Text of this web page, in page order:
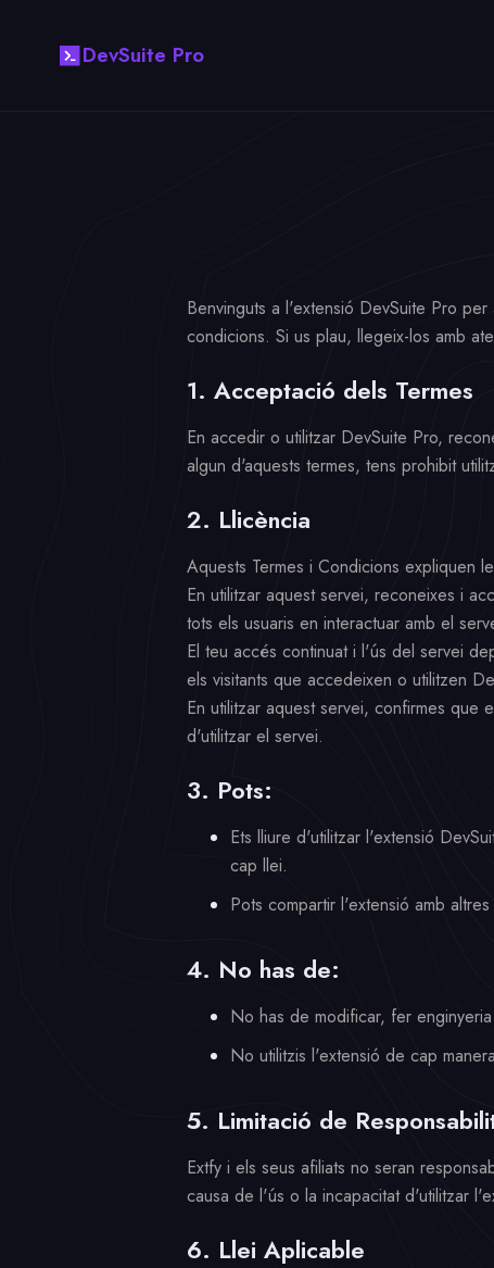
DevSuite Pro
Benvinguts a l'extensió DevSuite Pro
condicions. Si us plau, llegeix-los amb
1. Acceptació dels Termes
En accedir o utilitzar DevSuite Pro,
algun d'aquests termes, tens prohibit
2. Llicència
Aquests Termes i Condicions expliquen
En utilitzar aquest servei, reconeixes i
tots els usuaris en interactuar amb el
El teu accés continuat i l'ús del servei
els visitants que accedeixen o utilitzen
En utilitzar aquest servei, confirmes que
d'utilitzar el servei.
3. Pots:
Ets lliure d'utilitzar l'extensió
cap llei.
Pots compartir l'extensió amb
4. No has de:
No has de modificar, fer
No utilitzis l'extensió de cap
5. Limitació de
Extfy i els seus afiliats no seran
causa de l'ús o la incapacitat d'utilitzar
6. Llei Aplicable